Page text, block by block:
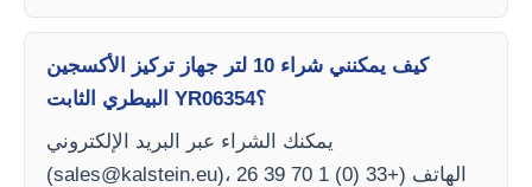
كيف يمكنني شراء 10 لتر جهاز تركيز الأكسجين
البيطري الثابت YR06354؟
يمكنك الشراء عبر البريد الإلكتروني
(sales@kalstein.eu)، الهاتف (+33 (0) 1 70 39 26